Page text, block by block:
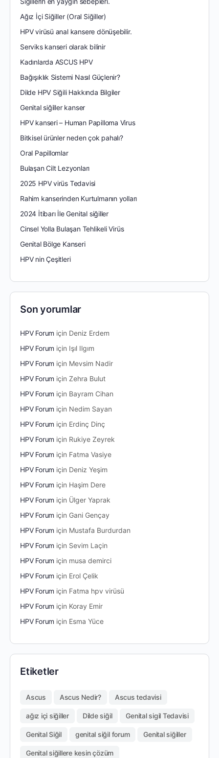
Ağız İçi Siğiller (Oral Siğiller)
HPV virüsü anal kansere dönüşebilir.
Serviks kanseri olarak bilinir
Kadınlarda ASCUS HPV
Bağışıklık Sistemi Nasıl Güçlenir?
Dilde HPV Siğili Hakkında Bilgiler
Genital siğiller kanser
HPV kanseri – Human Papilloma Virus
Bitkisel ürünler neden çok pahalı?
Oral Papillomlar
Bulaşan Cilt Lezyonları
2025 HPV virüs Tedavisi
Rahim kanserinden Kurtulmanın yolları
2024 İtibarı İle Genital siğiller
Cinsel Yolla Bulaşan Tehlikeli Virüs
Genital Bölge Kanseri
HPV nin Çeşitleri
Son yorumlar
HPV Forum için Deniz Erdem
HPV Forum için Işıl Ilgım
HPV Forum için Mevsim Nadir
HPV Forum içinZehra Bulut
HPV Forum için Bayram Cihan
HPV Forum için Nedim Sayan
HPV Forum için Erdinç Dinç
HPV Forum için Rukiye Zeyrek
HPV Forum için Fatma Vasiye
HPV Forum için Deniz Yeşim
HPV Forum için Haşim Dere
HPV Forum için Ülger Yaprak
HPV Forum için Gani Gençay
HPV Forum için Mustafa Burdurdan
HPV Forum için Sevim Laçin
HPV Forum için musa demirci
HPV Forum için Erol Çelik
HPV Forum için Fatma hpv virüsü
HPV Forum için Koray Emir
HPV Forum için Esma Yüce
Etiketler
Ascus Ascus Nedir? Ascus tedavisi
ağız içi siğiller Dilde siğil Genital sigil Tedavisi
Genital Siğil genital siğil forum Genital siğiller
Genital siğillere kesin çözüm